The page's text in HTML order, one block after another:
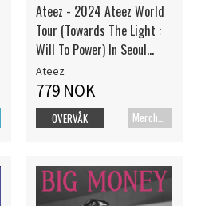
Ateez - 2024 Ateez World
Tour (Towards The Light :
Will To Power) In Seoul
Playcode + Postcard
Ateez
779 NOK
Merch+Code
OVERVÅK